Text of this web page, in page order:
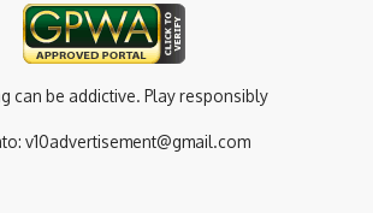
can be addictive. Play responsibly
v10advertisement@gmail.com